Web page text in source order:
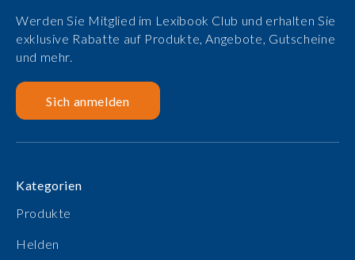
Werden Sie Mitglied im Lexibook Club und erhalten Sie
exklusive Rabatte auf Produkte, Angebote, Gutscheine
und mehr.
Sich anmelden
Kategorien
Produkte
Helden